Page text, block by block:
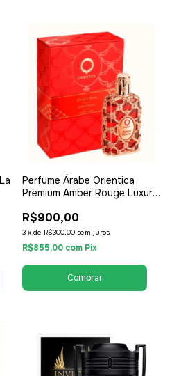
Perfume Árabe Orientica
Premium Amber Rouge Luxury
Parfum - Unissex /
Compartilhável
R$900,00
3 x de R$300,00 sem juros
R$855,00 com Pix